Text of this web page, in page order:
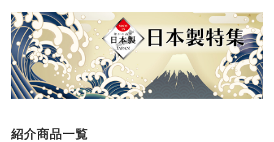
紹介商品一覧